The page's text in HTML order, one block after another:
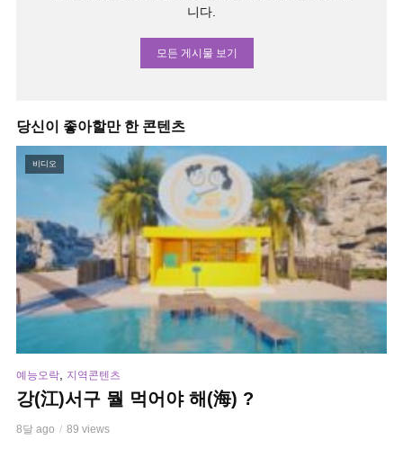
니다.
모든 게시물 보기
당신이 좋아할만 한 콘텐츠
비디오
예능오락 지역콘텐츠
강(江)서구 뭘 먹어야 해(海) ?
8달 ago 89 views